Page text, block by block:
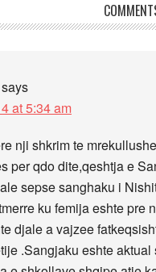
says
at 5:34 am
nji shkrim te
per qdo dite,qeshtja e
sepse sanghaku i
ku femija eshte pre
djale a vajzee
.Sangjaku eshte